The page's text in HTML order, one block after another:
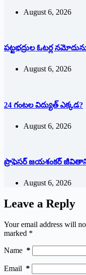
August 6, 2026
పట్టభద్రుల ఓటర్ల
August 6, 2026
24 గంటల విద్యుత్ ఎక్కడ?
August 6, 2026
ప్రొఫెసర్ జయశంకర్
August 6, 2026
Leave a Reply
Your email address will
marked *
Name *
Email *